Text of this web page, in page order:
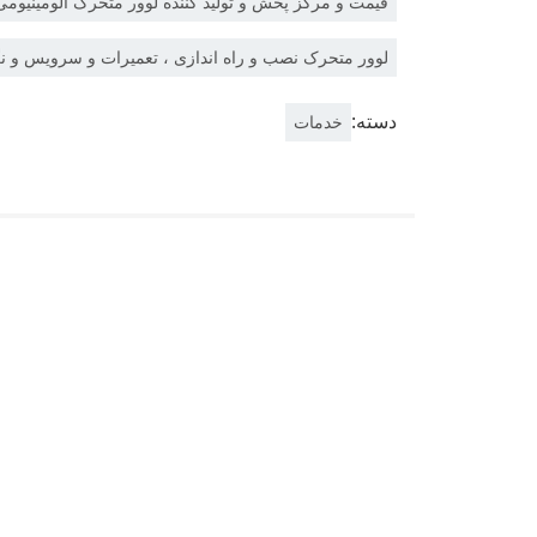
لوور متحرک نصب و راه اندازی ، تعمیرات و سرویس و
دسته: خدمات